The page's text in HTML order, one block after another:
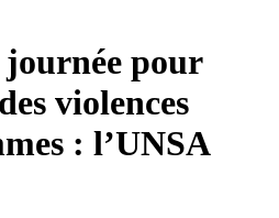
journée pour
violences
: l’UNSA